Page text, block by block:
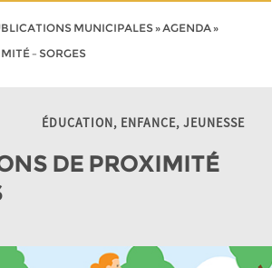
MUNICIPALES»AGENDA»
– SORGES
ÉDUCATION, ENFANCE, JEUNESSE
DE PROXIMITÉ